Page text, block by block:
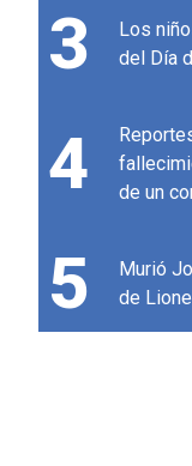
3
Los
del Día
4
de un
5
Murió
de